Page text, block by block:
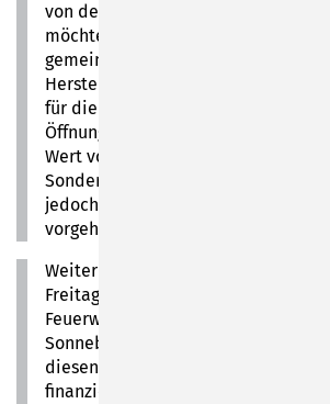
von den Stadtteilwehren diese
möchte, ist herzlich willkommen,
gemeinsam“, sagte Höfner. In
Hersteller konnte er die Action Door
für die Sonneberger Wehr erhalten.
Öffnungswerkzeug haben Summa
Wert von 10.000 Euro. Beheimatet
Sondertechnik zwar bei der
jedoch zum Üben wird sie für alle
vorgehalten.
Weiterhin konnte Bürgermeister Dr.
Freitag einen neuen
Feuerwehr Unterlind auf dem
Sonneberger Einsatzkräfte
diesen über den Haushalt 2023
finanziert. Der